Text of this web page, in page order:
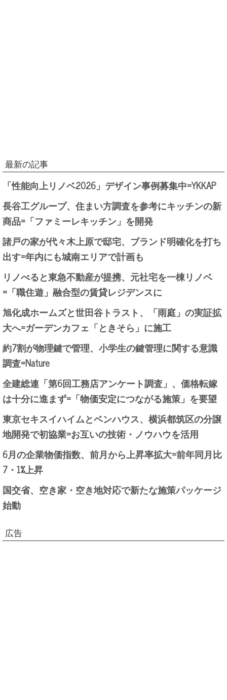
最新の記事
「性能向上リノベ2026」デザイン事例募集中=YKKAP
長谷工グループ、住まい方調査を参考にキッチンの新
商品=「ファミーレキッチン」を開発
諸戸の家が代々木上原で邸宅、ブランド明確化を打ち
出す=年内にも城南エリアで計画も
リノべると東急不動産が提携、元社宅を一棟リノベ
=「職住遊」融合型の賃貸レジデンスに
旭化成ホームズと世田谷トラスト、「雨庭」の実証拡
大へ=ガーデンカフェ「ときそら」に施工
約7割が物理鍵で管理、小学生の鍵管理に関する意識
調査=Nature
全建総連「第6回工務店アンケート調査」、価格転嫁
は十分に進まず=「物価安定につながる施策」を要望
東京セキスイハイムとベンハウス、横浜都筑区の分譲
地開発で初協業=お互いの技術・ノウハウを活用
6月の企業物価指数、前月から上昇率拡大=前年同月比
7・1%上昇
国交省、空き家・空き地対応で新たな施策パッケージ
始動
広告